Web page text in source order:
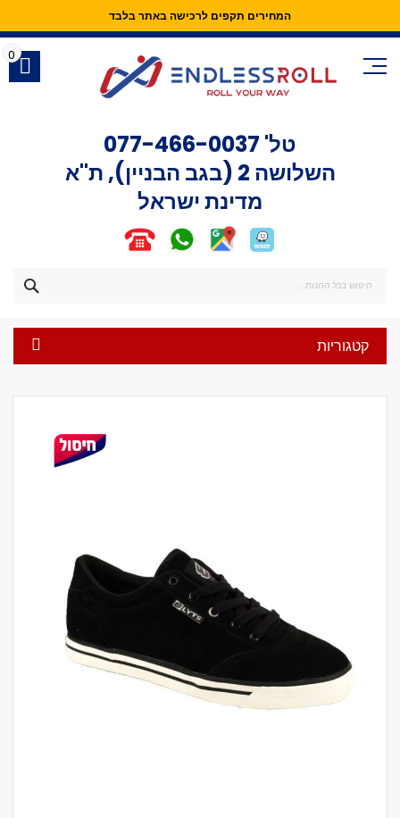
המחירים תקפים לרכישה באתר בלבד
Skip
Content
טל' 077-466-0037
השלושה 2 (בגב הבניין), ת"א
מדינת ישראל
0
קטגוריות